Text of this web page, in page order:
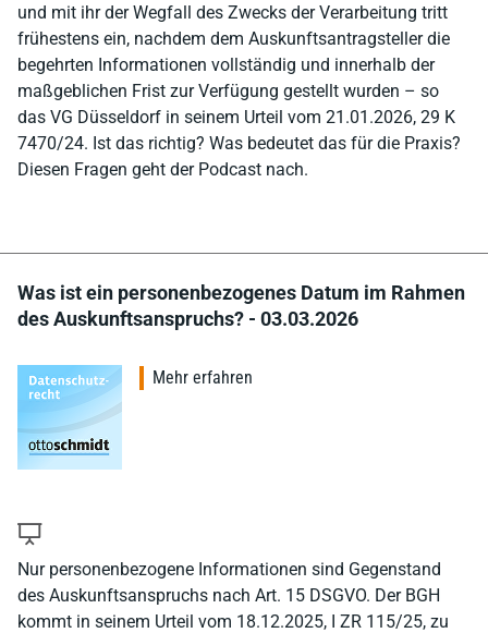
und mit ihr der Wegfall des Zwecks der Verarbeitung tritt
frühestens ein, nachdem dem Auskunftsantragsteller die
begehrten Informationen vollständig und innerhalb der
maßgeblichen Frist zur Verfügung gestellt wurden – so
das VG Düsseldorf in seinem Urteil vom 21.01.2026, 29 K
7470/24. Ist das richtig? Was bedeutet das für die Praxis?
Diesen Fragen geht der Podcast nach.
Was ist ein personenbezogenes Datum im Rahmen
des Auskunftsanspruchs? - 03.03.2026
Nur personenbezogene Informationen sind Gegenstand
des Auskunftsanspruchs nach Art. 15 DSGVO. Der BGH
kommt in seinem Urteil vom 18.12.2025, I ZR 115/25, zu
Mehr erfahren